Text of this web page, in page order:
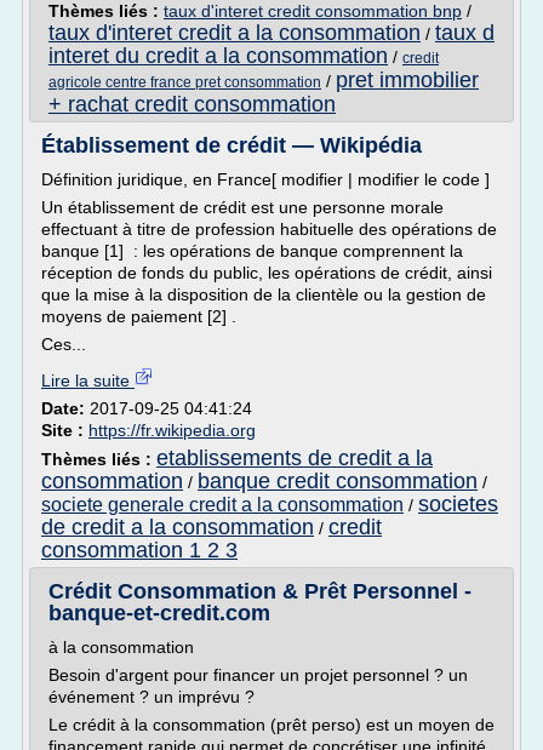
Thèmes liés : taux d'interet credit consommation bnp /
taux d'interet credit a la consommation / taux d
interet du credit a la consommation / credit
agricole centre france pret consommation / pret immobilier
+ rachat credit consommation
Établissement de crédit — Wikipédia
Définition juridique, en France[ modifier | modifier le code ]
Un établissement de crédit est une personne morale
effectuant à titre de profession habituelle des opérations de
banque [1] : les opérations de banque comprennent la
réception de fonds du public, les opérations de crédit, ainsi
que la mise à la disposition de la clientèle ou la gestion de
moyens de paiement [2] .
Ces...
Lire la suite
Date: 2017-09-25 04:41:24
Site : https://fr.wikipedia.org
Thèmes liés : etablissements de credit a la
consommation / banque credit consommation /
societe generale credit a la consommation / societes
de credit a la consommation / credit
consommation 1 2 3
Crédit Consommation & Prêt Personnel -
banque-et-credit.com
à la consommation
Besoin d'argent pour financer un projet personnel ? un
événement ? un imprévu ?
Le crédit à la consommation (prêt perso) est un moyen de